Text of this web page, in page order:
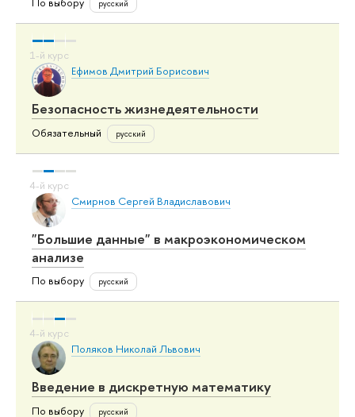
русский
Ефимов Дмитрий Борисович
Безопасность жизнедеятельности
Обязательный русский
Смирнов Сергей Владиславович
"Большие данные" в макроэкономическом
анализе
По выбору русский
Поляков Николай Львович
Введение в дискретную математику
По выбору русский